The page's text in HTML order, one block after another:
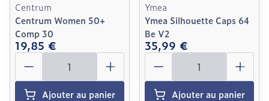
Centrum
Centrum Women 50+
Comp 30
19,85 €
Quantité
Ajouter au panier
Ymea
Ymea Silhouette Caps 64
Be V2
35,99 €
Quantité
Ajouter au panier